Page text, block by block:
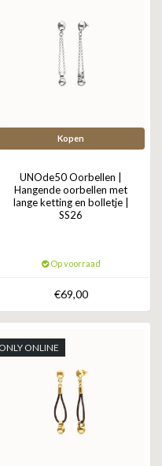
Kopen
UNOde50 Oorbellen |
Hangende oorbellen met
lange ketting en bolletje |
SS26
Op voorraad
€69,00
ONLY ONLINE